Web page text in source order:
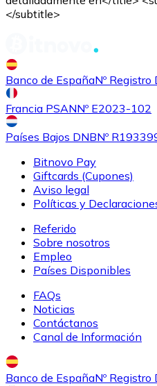
</subtitle>
Banco de EspañaNº Registro
Francia PSANNº E2023-102
Países Bajos DNBNº
Bitnovo Pay
Giftcards (Cupones)
Aviso legal
Políticas y
Referido
Sobre nosotros
Empleo
Países Disponibles
FAQs
Noticias
Contáctanos
Canal de Información
Banco de EspañaNº Registro